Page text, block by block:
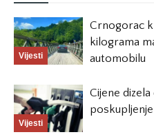
Vijesti
Crnogorac
kilograma
automobilu
Vijesti
Cijene
poskupljenje